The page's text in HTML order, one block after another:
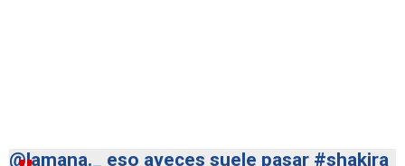
@lamana._ eso aveces suele pasar #shakira